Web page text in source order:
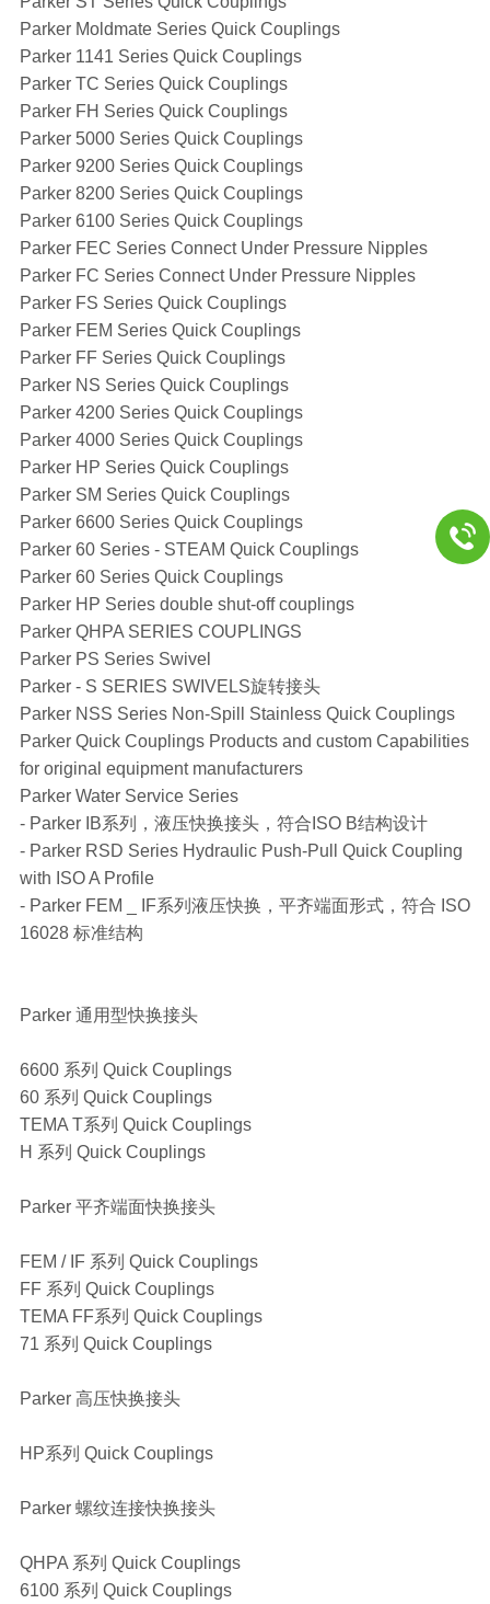
Parker Moldmate Series Quick Couplings
Parker 1141 Series Quick Couplings
Parker TC Series Quick Couplings
Parker FH Series Quick Couplings
Parker 5000 Series Quick Couplings
Parker 9200 Series Quick Couplings
Parker 8200 Series Quick Couplings
Parker 6100 Series Quick Couplings
Parker FEC Series Connect Under Pressure Nipples
Parker FC Series Connect Under Pressure Nipples
Parker FS Series Quick Couplings
Parker FEM Series Quick Couplings
Parker FF Series Quick Couplings
Parker NS Series Quick Couplings
Parker 4200 Series Quick Couplings
Parker 4000 Series Quick Couplings
Parker HP Series Quick Couplings
Parker SM Series Quick Couplings
Parker 6600 Series Quick Couplings
Parker 60 Series - STEAM Quick Couplings
Parker 60 Series Quick Couplings
Parker HP Series double shut-off couplings
Parker QHPA SERIES COUPLINGS
Parker PS Series Swivel
Parker - S SERIES SWIVELS旋转接头
Parker NSS Series Non-Spill Stainless Quick Couplings
Parker Quick Couplings Products and custom Capabilities
for original equipment manufacturers
Parker Water Service Series
- Parker IB系列，液压快换接头，符合ISO B结构设计
- Parker RSD Series Hydraulic Push-Pull Quick Coupling
with ISO A Profile
- Parker FEM _ IF系列液压快换，平齐端面形式，符合 ISO
16028 标准结构
Parker 通用型快换接头
6600 系列 Quick Couplings
60 系列 Quick Couplings
TEMA T系列 Quick Couplings
H 系列 Quick Couplings
Parker 平齐端面快换接头
FEM / IF 系列 Quick Couplings
FF 系列 Quick Couplings
TEMA FF系列 Quick Couplings
71 系列 Quick Couplings
Parker 高压快换接头
HP系列 Quick Couplings
Parker 螺纹连接快换接头
QHPA 系列 Quick Couplings
6100 系列 Quick Couplings